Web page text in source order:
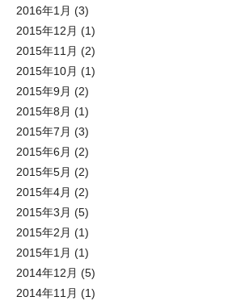
2016年1月 (3)
2015年12月 (1)
2015年11月 (2)
2015年10月 (1)
2015年9月 (2)
2015年8月 (1)
2015年7月 (3)
2015年6月 (2)
2015年5月 (2)
2015年4月 (2)
2015年3月 (5)
2015年2月 (1)
2015年1月 (1)
2014年12月 (5)
2014年11月 (1)